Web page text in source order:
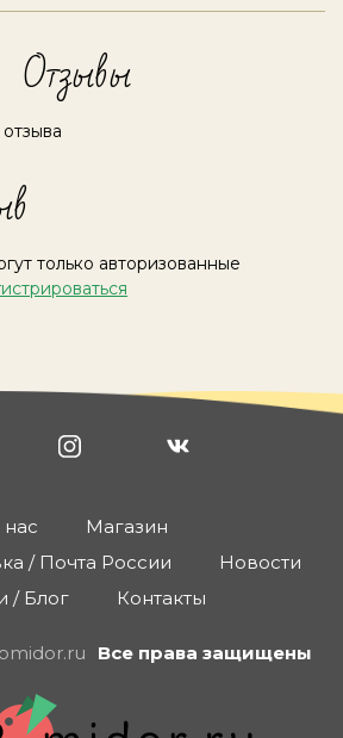
Отзывы
только авторизованные
Магазин
/ Почта России
Новости
/ Блог
Контакты
Все права защищены